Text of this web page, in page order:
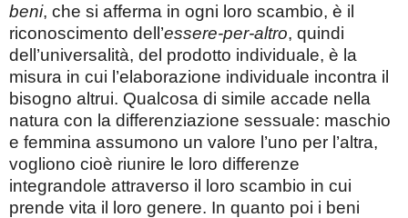
beni, che si afferma in ogni loro scambio, è il
riconoscimento dell’essere-per-altro, quindi
dell’universalità, del prodotto individuale, è la
misura in cui l’elaborazione individuale incontra il
bisogno altrui. Qualcosa di simile accade nella
natura con la differenziazione sessuale: maschio
e femmina assumono un valore l’uno per l’altra,
vogliono cioè riunire le loro differenze
integrandole attraverso il loro scambio in cui
prende vita il loro genere. In quanto poi i beni